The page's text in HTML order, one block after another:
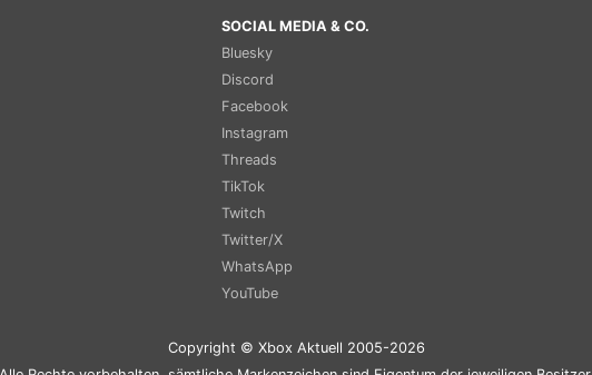
SOCIAL MEDIA & CO.
Bluesky
Discord
Facebook
Instagram
Threads
TikTok
Twitch
Twitter/X
WhatsApp
YouTube
Copyright © Xbox Aktuell 2005-2026